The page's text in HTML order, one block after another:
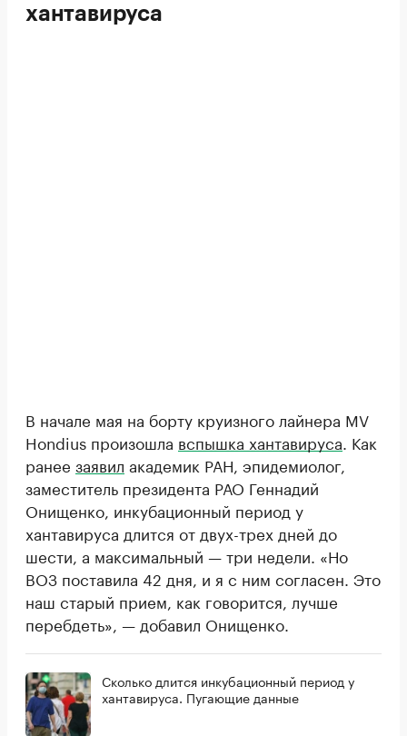
хантавируса
В начале мая на борту круизного лайнера MV
Hondius произошла вспышка хантавируса . Как
ранее заявил академик РАН, эпидемиолог,
заместитель президента РАО Геннадий
Онищенко, инкубационный период у
хантавируса длится от двух-трех дней до
шести, а максимальный — три недели. «Но
ВОЗ поставила 42 дня, и я с ним согласен. Это
наш старый прием, как говорится, лучше
перебдеть», — добавил Онищенко.
Сколько длится инкубационный период у
хантавируса. Пугающие данные